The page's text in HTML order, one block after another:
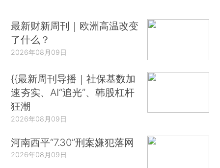
最新财新周刊｜欧洲高温改变
了什么？
2026年08月09日
{{最新周刊导播｜社保基数加
速夯实、AI“追光”、韩股杠杆
狂潮
2026年08月09日
河南西平“7.30”刑案嫌犯落网
2026年08月09日